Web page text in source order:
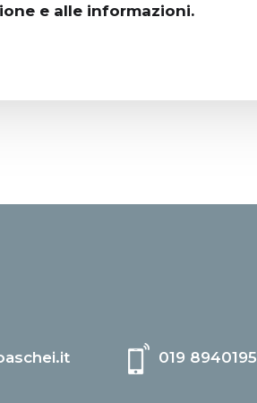
e alle informazioni.
019 8940195